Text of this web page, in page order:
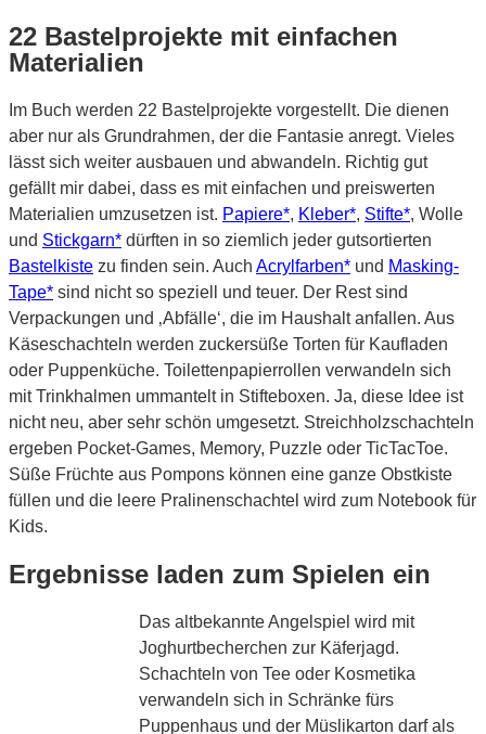
22 Bastelprojekte mit einfachen
Materialien
Im Buch werden 22 Bastelprojekte vorgestellt. Die dienen
aber nur als Grundrahmen, der die Fantasie anregt. Vieles
lässt sich weiter ausbauen und abwandeln. Richtig gut
gefällt mir dabei, dass es mit einfachen und preiswerten
Materialien umzusetzen ist. Papiere*, Kleber*, Stifte*, Wolle
und Stickgarn* dürften in so ziemlich jeder gutsortierten
Bastelkiste zu finden sein. Auch Acrylfarben* und Masking-
Tape* sind nicht so speziell und teuer. Der Rest sind
Verpackungen und ‚Abfälle‘, die im Haushalt anfallen. Aus
Käseschachteln werden zuckersüße Torten für Kaufladen
oder Puppenküche. Toilettenpapierrollen verwandeln sich
mit Trinkhalmen ummantelt in Stifteboxen. Ja, diese Idee ist
nicht neu, aber sehr schön umgesetzt. Streichholzschachteln
ergeben Pocket-Games, Memory, Puzzle oder TicTacToe.
Süße Früchte aus Pompons können eine ganze Obstkiste
füllen und die leere Pralinenschachtel wird zum Notebook für
Kids.
Ergebnisse laden zum Spielen ein
Das altbekannte Angelspiel wird mit
Joghurtbecherchen zur Käferjagd.
Schachteln von Tee oder Kosmetika
verwandeln sich in Schränke fürs
Puppenhaus und der Müslikarton darf als